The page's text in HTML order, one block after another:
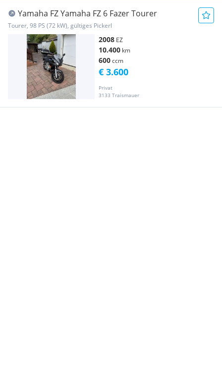
Yamaha FZ Yamaha FZ 6 Fazer Tourer
Tourer, 98 PS (72 kW), gültiges Pickerl
2008 EZ
10.400 km
600ccm
Privat
3133 Traismauer
€ 3.600